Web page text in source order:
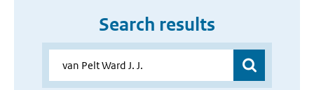
Search results